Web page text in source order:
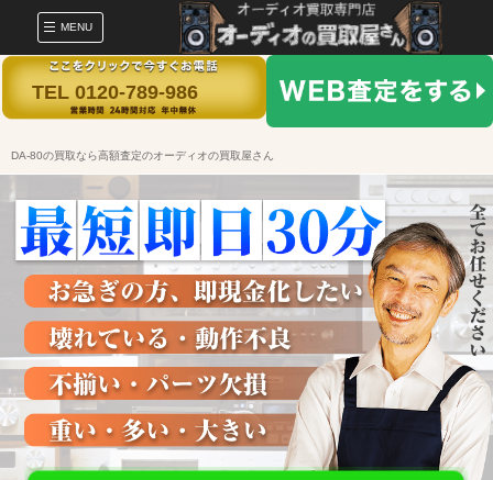
MENU
TEL 0120-789-986
DA-80の買取なら高額査定のオーディオの買取屋さん